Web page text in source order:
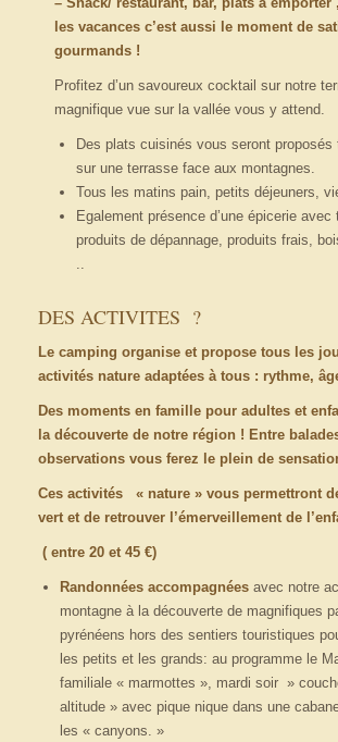
les vacances c’est aussi le moment de
gourmands !
Profitez d’un savoureux cocktail sur notre
magnifique vue sur la vallée vous y attend.
Des plats cuisinés vous seront proposés
sur une terrasse face aux montagnes.
Tous les matins pain, petits déjeuners,
Egalement présence d’une épicerie avec
produits de dépannage, produits frais,
DES ACTIVITES ?
Le camping organise et propose tous les
activités nature adaptées à tous : rythme,
Des moments en famille pour adultes et
la découverte de notre région ! Entre
observations vous ferez le plein de
Ces activités « nature » vous permettront
vert et de retrouver l’émerveillement de
( entre 20 et 45 €)
Randonnées accompagnées avec notre
montagne à la découverte de magnifiques
pyrénéens hors des sentiers touristiques
les petits et les grands: au programme le
familiale « marmottes », mardi soir »
altitude » avec pique nique dans une
les « canyons. »